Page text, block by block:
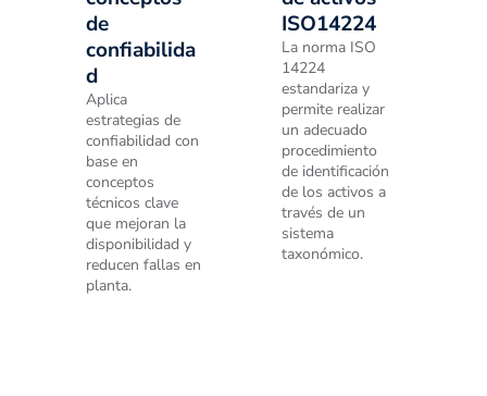
de
confiabilida
d
Aplica
estrategias de
confiabilidad con
base en
conceptos
técnicos clave
que mejoran la
disponibilidad y
reducen fallas en
planta.
ISO14224
La norma ISO
14224
estandariza y
permite realizar
un adecuado
procedimiento
de identificación
de los activos a
través de un
sistema
taxonómico.